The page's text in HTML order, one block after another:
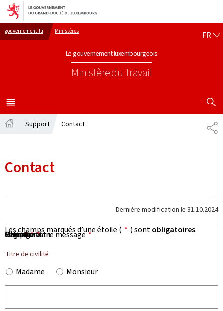
Aller au menu principal
Aller au contenu
gouvernement.lu Ministères
Le gouvernement luxembourgeois
Ministère du Travail
FR
MENU
PRINCIPAL
Support Contact
Contact
Dernière modification le 31.10.2024
Les champs marqués d’une étoile ( * ) sontobligatoires.
Titre de civilité
Madame Monsieur
Prénom *
Nom *
Organisation
E-mail *
Téléphone
Objet de votre message *
Message *